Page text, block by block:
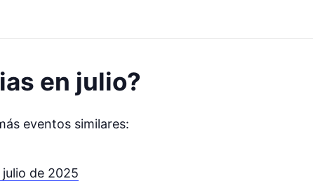
en julio?
eventos similares:
de 2025